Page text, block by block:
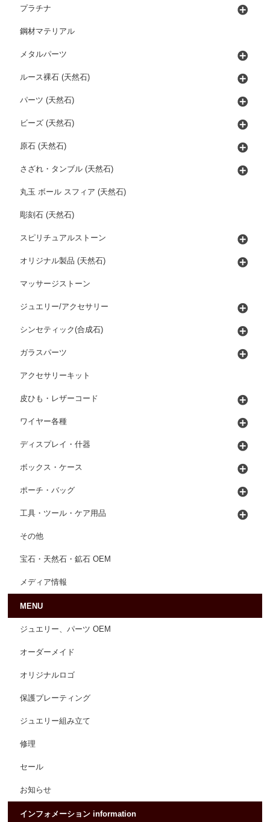
プラチナ
鋼材マテリアル
メタルパーツ
ルース裸石 (天然石)
パーツ (天然石)
ビーズ (天然石)
原石 (天然石)
さざれ・タンブル (天然石)
丸玉 ボール スフィア (天然石)
彫刻石 (天然石)
スピリチュアルストーン
オリジナル製品 (天然石)
マッサージストーン
ジュエリー/アクセサリー
シンセティック(合成石)
ガラスパーツ
アクセサリーキット
皮ひも・レザーコード
ワイヤー各種
ディスプレイ・什器
ボックス・ケース
ポーチ・バッグ
工具・ツール・ケア用品
その他
宝石・天然石・鉱石 OEM
メディア情報
MENU
ジュエリー、パーツ OEM
オーダーメイド
オリジナルロゴ
保護プレーティング
ジュエリー組み立て
修理
セール
お知らせ
インフォメーション information